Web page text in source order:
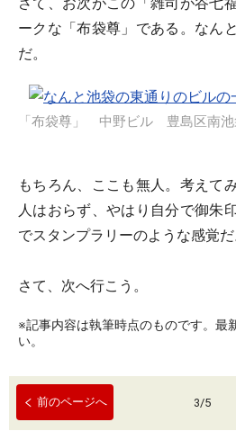
ークな「布袋尊」である。なん
だ。
「布袋尊」 中野ビル 豊島区南池
もちろん、ここも無人。考えて
人はおらず、やはり自分で御朱
でスタンプラリーのような感覚だ
さて、次へ行こう。
※記事内容は執筆時点のものです。最
い。
前のページへ 3/5